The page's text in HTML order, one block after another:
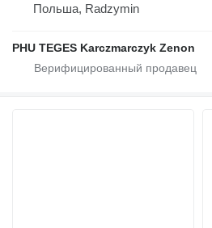
Польша, Radzymin
PHU TEGES Karczmarczyk Zenon